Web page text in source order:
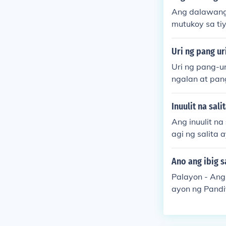
Ang
mutukoy sa
t;
san ang pag-
ag-uugnay
Uri ng pang
Uri ng pang-
ngalan at
a hitsura
mbawa: Ang
atakaran/
na bilang -
3. Pahalaga -
ati o
anunuran/
Inuulit na
Ang inuulit
agi ng salita
min.
&quot; upang
y at mas
Ano ang ibig
Palayon -
ayon ng
bawa:Ang